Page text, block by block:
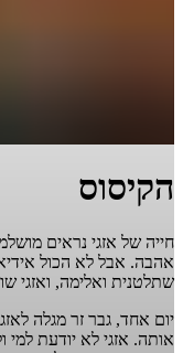
הקיסוס
חייה של אזגי נראים
אהבה. אבל לא הכול
שתלטנית ואלימה, ואזגי
יום אחד, גבר זר מגלה
אותה. אזגי לא יודעת